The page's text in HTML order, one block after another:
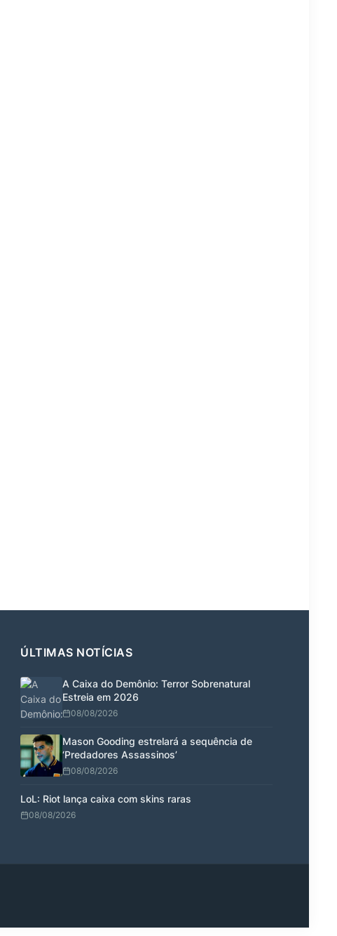
ÚLTIMAS NOTÍCIAS
A Caixa do Demônio: Terror Sobrenatural
Estreia em 2026
08/08/2026
Mason Gooding estrelará a sequência de
‘Predadores Assassinos’
08/08/2026
LoL: Riot lança caixa com skins raras
08/08/2026